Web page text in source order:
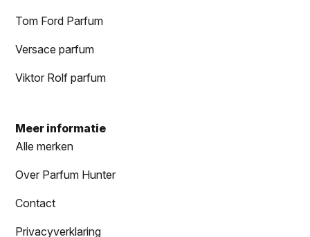
Tom Ford Parfum
Versace parfum
Viktor Rolf parfum
Meer informatie
Alle merken
Over Parfum Hunter
Contact
Privacyverklaring